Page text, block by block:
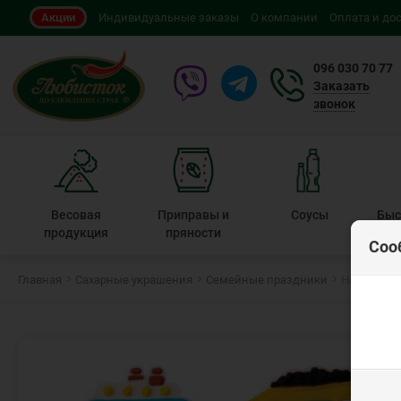
Акции Индивидуальные заказы О компании Оплата и
096 030 70 77
Заказать
звонок
Весовая
продукция
Приправы и
пряности
Соусы